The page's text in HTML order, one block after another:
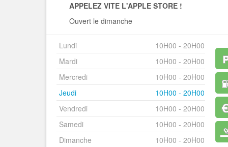
APPELEZ VITE L'APPLE STORE !
Ouvert le dimanche
Lundi
10H00 - 20H00
Mardi
10H00 - 20H00
Mercredi
10H00 - 20H00
Jeudi
10H00 - 20H00
Vendredi
10H00 - 20H00
Samedi
10H00 - 20H00
Dimanche
10H00 - 20H00